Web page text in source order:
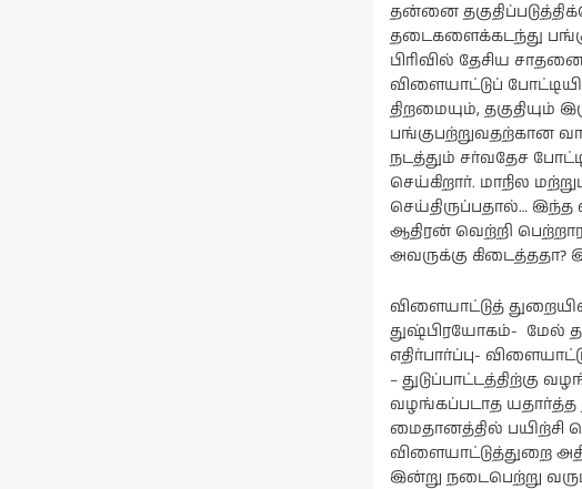
தன்னை
தடைகளைக்கடந்து
பிரிவில் தேசிய
விளையாட்டுப்
திறமையும், தகுதியும்
பங்குபற்றுவதற்கான
நடத்தும் சர்வதேச
செய்கிறார். மாநில
செய்திருப்பதால்…
ஆதிரன் வெற்றி
அவருக்கு
விளையாட்டுத்
துஷ்பிரயோகம்- மேல்
எதிர்பார்ப்பு-
– துடுப்பாட்டத்திற்கு
வழங்கப்படாத
மைதானத்தில் பயிற்சி
விளையாட்டுத்துறை
இன்று நடைபெற்று